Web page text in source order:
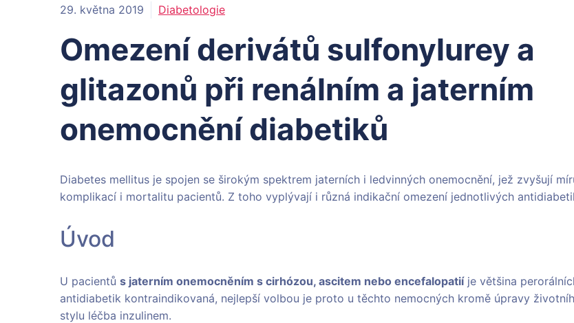
29. května 2019 Diabetologie
Omezení derivátů sulfonylurey a
glitazonů při renálním a jaterním
onemocnění diabetiků
Diabetes mellitus je spojen se širokým spektrem jaterních i ledvinných onemocnění, jež zvyšují
komplikací i mortalitu pacientů. Z toho vyplývají i různá indikační omezení jednotlivých
Úvod
U pacientů s jaterním onemocněním s cirhózou, ascitem nebo encefalopatiíje většina
antidiabetik kontraindikovaná, nejlepší volbou je proto u těchto nemocných kromě úpravy
stylu léčba inzulinem.